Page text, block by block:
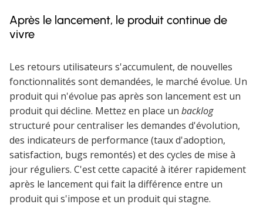
Après le lancement, le produit continue de
vivre
Les retours utilisateurs s'accumulent, de nouvelles
fonctionnalités sont demandées, le marché évolue. Un
produit qui n'évolue pas après son lancement est un
produit qui décline. Mettez en place un backlog
structuré pour centraliser les demandes d'évolution,
des indicateurs de performance (taux d'adoption,
satisfaction, bugs remontés) et des cycles de mise à
jour réguliers. C'est cette capacité à itérer rapidement
après le lancement qui fait la différence entre un
produit qui s'impose et un produit qui stagne.